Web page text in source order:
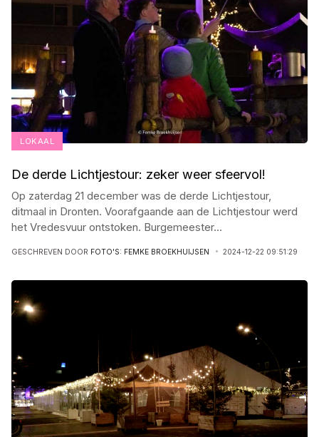
LOKAAL
De derde Lichtjestour: zeker weer sfeervol!
Op zaterdag 21 december was de derde Lichtjestour,
ditmaal in Dronten. Voorafgaande aan de Lichtjestour werd
het Vredesvuur ontstoken. Burgemeester...
GESCHREVEN DOOR FOTO'S: FEMKE BROEKHUIJSEN 2024-12-22 09:51:29